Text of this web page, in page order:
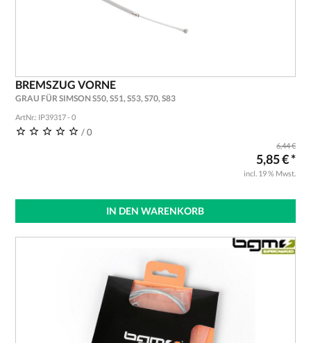
BREMSZUG VORNE
GRAU FÜR SIMSON S50, S51, S53, S70, S83
ArtNr.: IP39317 - 0
/ 0
6,44 €
5,85 € *
incl. 19 % Mwst.
IN DEN WARENKORB